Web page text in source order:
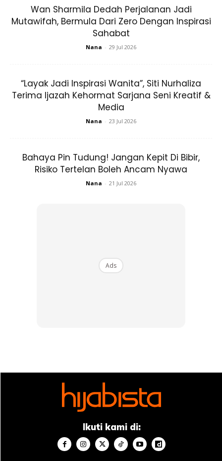
qayyum wa atuubu ilaih.
Namun dalam beberapa keadaan dan situasi, kita
digalakkan untuk membaca istigfar seperti di bawah:
majlis
bersurai daripada majlis
seperti majlis ceramah, jamuan doa selamat dan
Wan Sharmila Dedah Perjalanan Jadi
Mutawifah, Bermula Dari Zero Dengan Inspirasi
Sahabat
Nana - 29 Jul 2026
“Layak Jadi Inspirasi Wanita”, Siti Nurhaliza
Terima Ijazah Kehormat Sarjana Seni Kreatif &
Media
Nana - 23 Jul 2026
Bahaya Pin Tudung! Jangan Kepit Di Bibir,
Risiko Tertelan Boleh Ancam Nyawa
Nana - 21 Jul 2026
Ads
Ikuti kami di: